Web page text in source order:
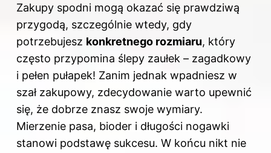
Zakupy spodni mogą okazać się prawdziwą
przygodą, szczególnie wtedy, gdy
potrzebujesz konkretnego rozmiaru, który
często przypomina ślepy zaułek – zagadkowy
i pełen pułapek! Zanim jednak wpadniesz w
szał zakupowy, zdecydowanie warto upewnić
się, że dobrze znasz swoje wymiary.
Mierzenie pasa, bioder i długości nogawki
stanowi podstawę sukcesu. W końcu nikt nie